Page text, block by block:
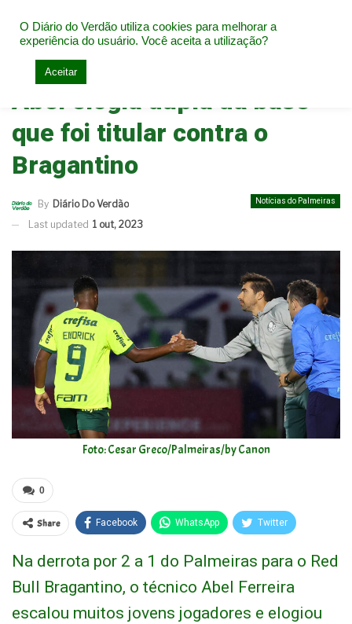
Home Notícias do Palmeiras
Abel elogia dupla da base
que foi titular contra o
Bragantino
Notícias do Palmeiras
By Diário Do Verdão
Last updated 1 out, 2023
Foto: Cesar Greco/Palmeiras/by Canon
0
Share Facebook WhatsApp Twitter
Na derrota por 2 a 1 do Palmeiras para o Red
Bull Bragantino, o técnico Abel Ferreira
escalou muitos jovens jogadores e elogiou
O Diário do Verdão utiliza cookies para melhorar a
experiência do usuário. Você aceita a utilização?
Aceitar